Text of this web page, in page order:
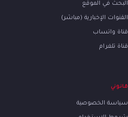
البحث في الموقع
القنوات الإخبارية (مباشر)
قناة واتساب
قناة تلغرام
قانوني
سياسة الخصوصية